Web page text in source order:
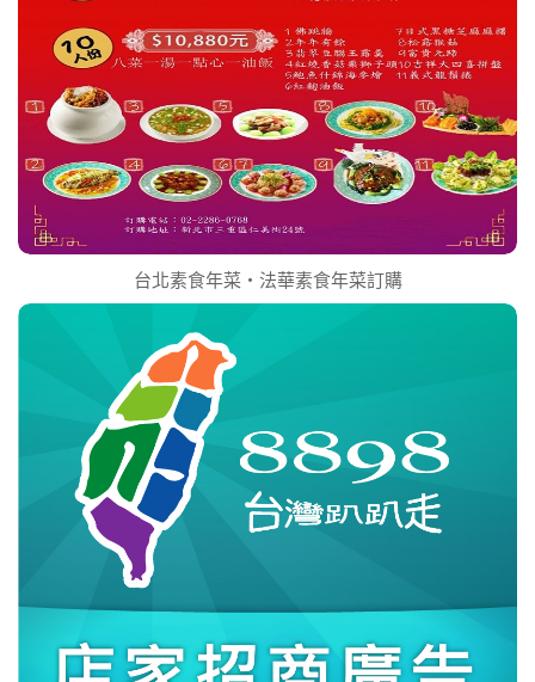
台北素食年菜‧法華素食年菜訂購